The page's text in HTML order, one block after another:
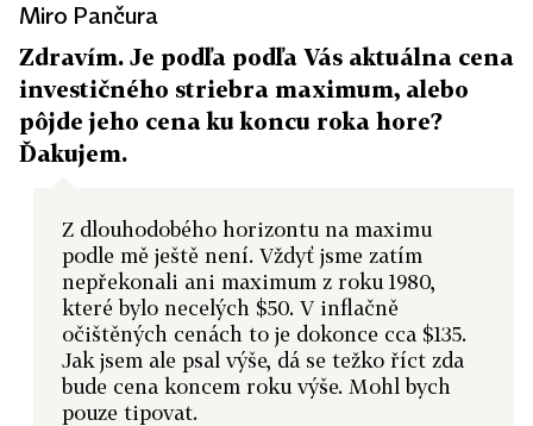
Miro Pančura
Zdravím. Je podľa podľa Vás aktuálna cena
investičného striebra maximum, alebo
pôjde jeho cena ku koncu roka hore?
Ďakujem.
Z dlouhodobého horizontu na maximu
podle mě ještě není. Vždyť jsme zatím
nepřekonali ani maximum z roku 1980,
které bylo necelých $50. V inflačně
očištěných cenách to je dokonce cca $135.
Jak jsem ale psal výše, dá se težko říct zda
bude cena koncem roku výše. Mohl bych
pouze tipovat.